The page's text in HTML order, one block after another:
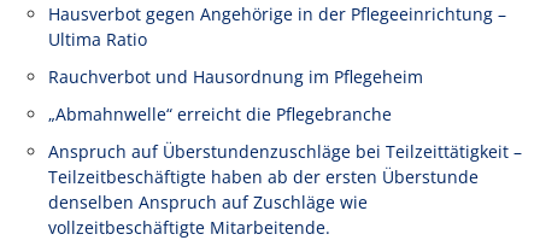
Hausverbot gegen Angehörige in der Pflegeeinrichtung –
Ultima Ratio
Rauchverbot und Hausordnung im Pflegeheim
„Abmahnwelle“ erreicht die Pflegebranche
Anspruch auf Überstundenzuschläge bei Teilzeittätigkeit –
Teilzeitbeschäftigte haben ab der ersten Überstunde
denselben Anspruch auf Zuschläge wie
vollzeitbeschäftigte Mitarbeitende.